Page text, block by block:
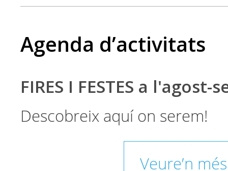
Agenda d’activitats
FIRES I FESTES a l'agost-
Descobreix aquí on serem!
Veure’n més